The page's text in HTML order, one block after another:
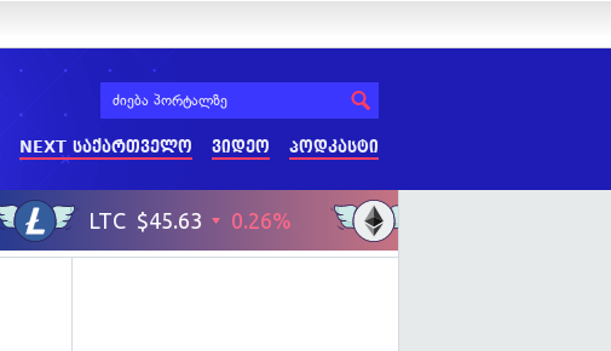
NEXT საქართველო ვიდეო პოდკასტი